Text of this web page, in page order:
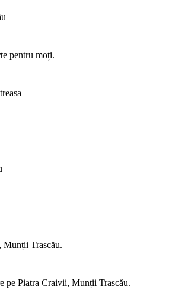
pentru moți.
Munții Trascău.
pe Piatra Craivii, Munții Trascău.